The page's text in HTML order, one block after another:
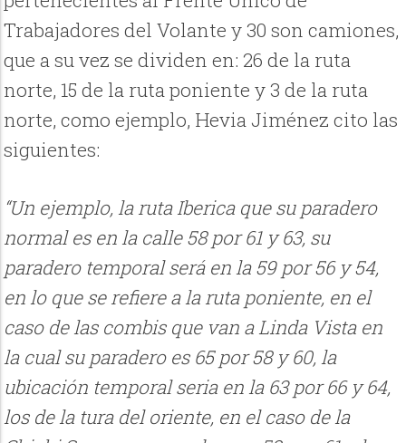
Trabajadores del Volante y 30 son camiones,
que a su vez se dividen en: 26 de la ruta
norte, 15 de la ruta poniente y 3 de la ruta
norte, como ejemplo, Hevia Jiménez cito las
siguientes:
“Un ejemplo, la ruta Iberica que su paradero
normal es en la calle 58 por 61 y 63, su
paradero temporal será en la 59 por 56 y 54,
en lo que se refiere a la ruta poniente, en el
caso de las combis que van a Linda Vista en
la cual su paradero es 65 por 58 y 60, la
ubicación temporal seria en la 63 por 66 y 64,
los de la tura del oriente, en el caso de la